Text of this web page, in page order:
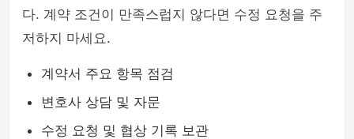
다. 계약 조건이 만족스럽지 않다면 수정 요청을 주
저하지 마세요.
계약서 주요 항목 점검
변호사 상담 및 자문
수정 요청 및 협상 기록 보관